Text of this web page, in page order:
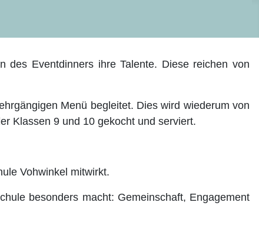
des Eventdinners ihre Talente. Diese reichen von
Menü begleitet. Dies wird wiederum von
Klassen 9 und 10 gekocht und serviert.
Vohwinkel mitwirkt.
besonders macht: Gemeinschaft, Engagement